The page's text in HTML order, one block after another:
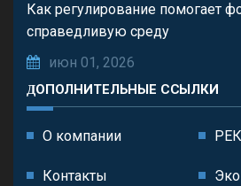
Как регулирование помогает
справедливую среду
июн 01, 2026
ДОПОЛНИТЕЛЬНЫЕ ССЫЛКИ
О компании
Контакты